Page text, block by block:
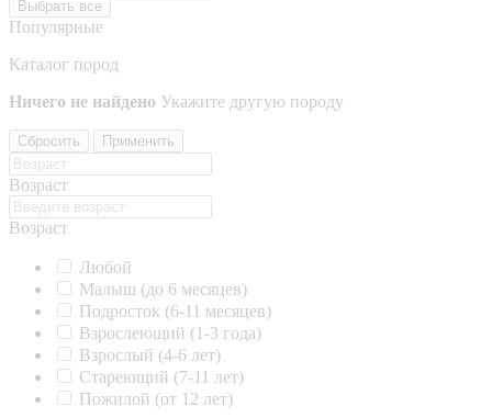
Выбрать все
Популярные
Каталог пород
Ничего не найдено Укажите другую породу
Сбросить Применить
Возраст
Возраст
Любой
Малыш (до 6 месяцев)
Подросток (6-11 месяцев)
Взрослеющий (1-3 года)
Взрослый (4-6 лет)
Стареющий (7-11 лет)
Пожилой (от 12 лет)